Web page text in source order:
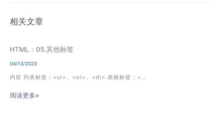
相关文章
HTML：05.其他标签
04/13/2023
内容 列表标签：<ul>、<ol>、<dl> 表格标签：<…
阅读更多»